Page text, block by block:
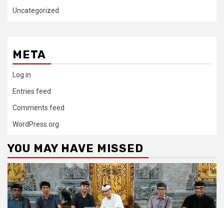
Uncategorized
META
Log in
Entries feed
Comments feed
WordPress.org
YOU MAY HAVE MISSED